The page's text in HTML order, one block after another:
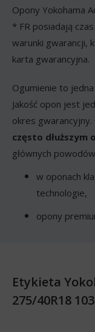
Opony Yokohama
* FR posiadają
warunki gwarancji,
karta gwarancyjna.
Ogumienie to
Jakość opon jest
okres
często dłuższym
głównych
w oponach
technologie,
opony
Etykieta
275/40R18